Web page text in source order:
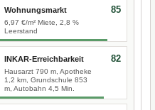
Wohnungsmarkt
6,97 €/m² Miete, 2,8 %
Leerstand
85
INKAR-Erreichbarkeit
Hausarzt 790 m, Apotheke
1,2 km, Grundschule 853
m, Autobahn 4,5 Min.
82